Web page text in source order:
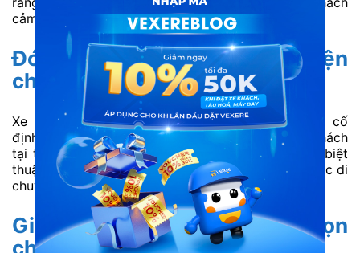
cảm thấy an toàn.
Đón trả linh hoạt – Thuận tiện
cho du khách
Xe Ngọc Cường hỗ trợ đón trả tại một số điểm cố
định như văn phòng tại khu vực Mỹ Đình và trả khách
tại trung tâm thành phố Hà Giang. Điều này đặc biệt
thuận lợi cho những ai đi du lịch tự túc hoặc tiếp tục di
chuyển đến Đồng Văn, Mèo Vạc.
Giờ chạy hợp lý – Nhiều lựa chọn
chuyến